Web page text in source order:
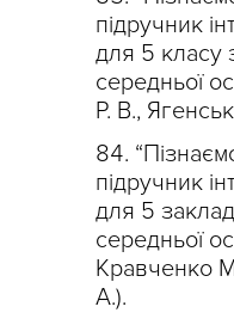
підручник
для 5 класу
середньої
Р. В.,
підручник
для 5
середньої
Кравченко
А.).